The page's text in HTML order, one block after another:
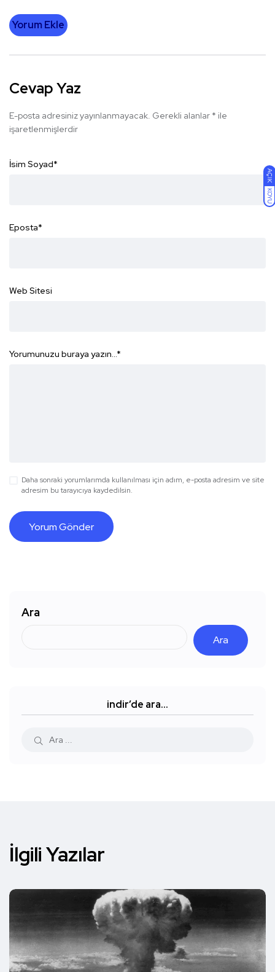
AÇIK
KOYU
Yorum Ekle
Cevap Yaz
E-posta adresiniz yayınlanmayacak. Gerekli alanlar * ile
işaretlenmişlerdir
İsim Soyad*
Eposta*
Web Sitesi
Yorumunuzu buraya yazın...*
Daha sonraki yorumlarımda kullanılması için adım, e-posta adresim ve site
adresim bu tarayıcıya kaydedilsin.
Ara
Ara
indir’de ara…
İlgili Yazılar